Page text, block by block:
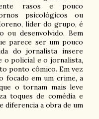
rasos e pouco
psicológicos ou
líder do grupo, é
ou desenvolvido. Bem
parece ser um pouco
do jornalista insere
o policial e o jornalista,
ponto cômico. Em vez
focado em um crime, a
o tornam mais leve
toques de comédia e
diferencia a obra de um